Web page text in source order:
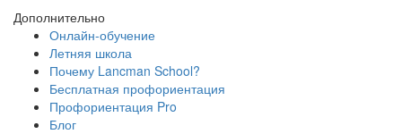
Дополнительно
Онлайн-обучение
Летняя школа
Почему Lancman School?
Бесплатная профориентация
Профориентация Pro
Блог